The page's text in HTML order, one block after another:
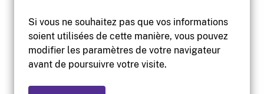
Si vous ne souhaitez pas que vos informations
soient utilisées de cette manière, vous pouvez
modifier les paramètres de votre navigateur
avant de poursuivre votre visite.
Accessibilité
Site institutionnel